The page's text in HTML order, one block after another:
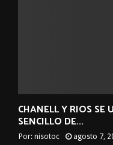
CHANELL Y RIOS SE
SENCILLO DE...
Por: nisotoc agosto 7,